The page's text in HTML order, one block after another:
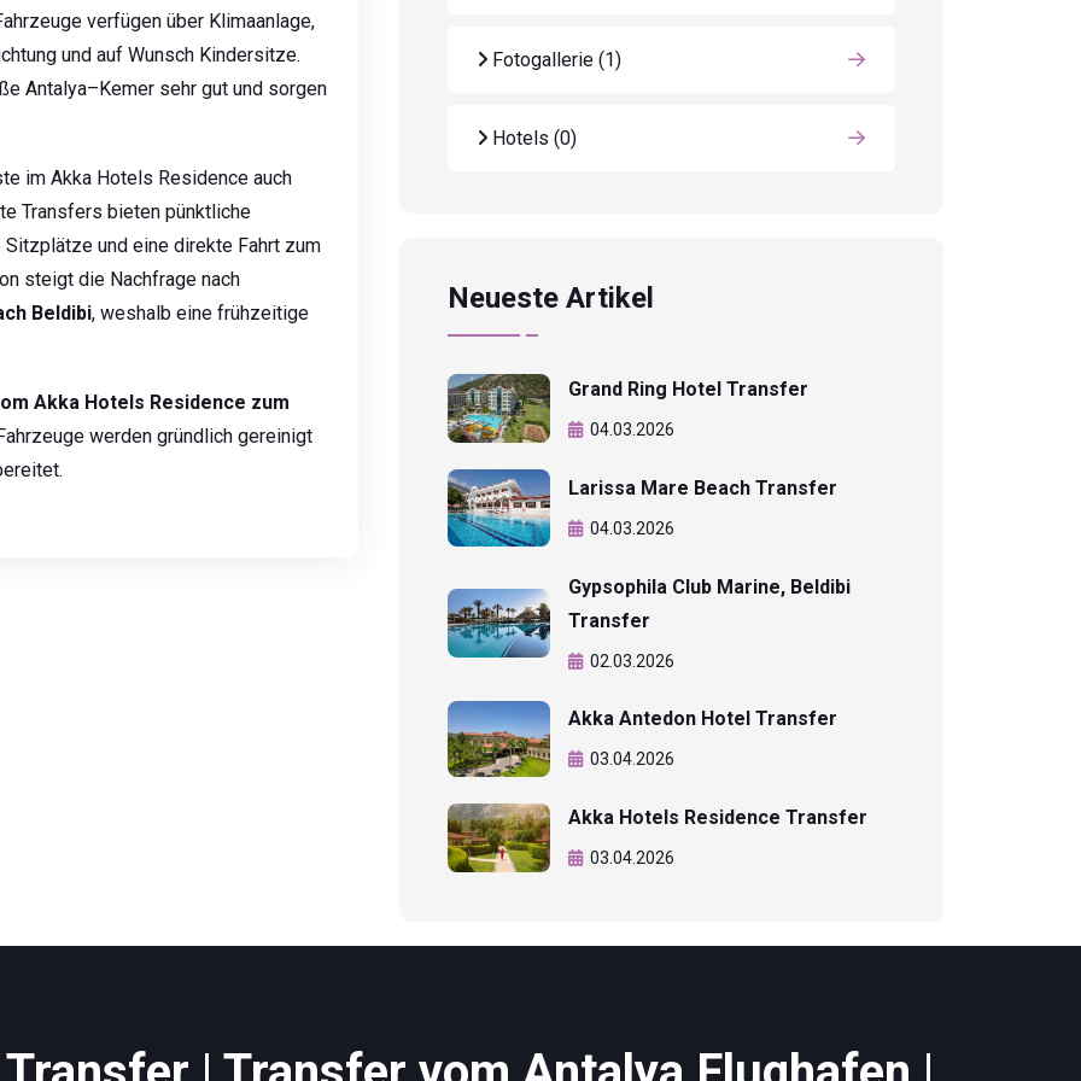
verfügen über Klimaanlage,
und auf Wunsch Kindersitze.
Antalya–Kemer sehr gut und sorgen
im Akka Hotels Residence auch
Transfers bieten pünktliche
und eine direkte Fahrt zum
steigt die Nachfrage nach
Beldibi, weshalb eine frühzeitige
Akka Hotels Residence zum
werden gründlich gereinigt
Fotogallerie (1)
Hotels (0)
Neueste Artikel
Grand Ring Hotel Transfer
04.03.2026
Larissa Mare Beach Transfer
04.03.2026
Gypsophila Club Marine, Beldibi
Transfer
02.03.2026
Akka Antedon Hotel Transfer
03.04.2026
Akka Hotels Residence Transfer
03.04.2026